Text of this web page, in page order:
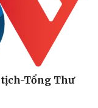
máy
Tổng Thư